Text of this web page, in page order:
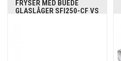
FRYSER MED BUEDE
GLASLÅGER SFI250-CF VS